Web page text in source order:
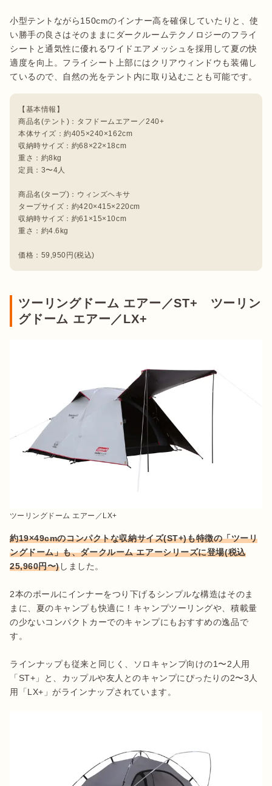
小型テントながら150cmのインナー高を確保していたりと、使
い勝手の良さはそのままにダークルームテクノロジーのフライ
シートと通気性に優れるワイドエアメッシュを採用して夏の快
適度を向上。フライシート上部にはクリアウィンドウも装備し
【基本情報】
商品名(テント)：タフドームエアー／240+
本体サイズ：約405×240×162cm
収納時サイズ：約68×22×18cm
重さ：約8kg
定員：3〜4人
商品名(タープ)：ウィンズヘキサ
タープサイズ：約420×415×220cm
収納時サイズ：約61×15×10cm
重さ：約4.6kg
価格：59,950円(税込)
ツーリングドーム エアー／ST+ ツーリン
グドーム エアー／LX+
ツーリングドーム エアー／LX+
約19×49cmのコンパクトな収納サイズ(ST+)も特徴の「ツーリ
ングドーム」も、ダークルーム エアーシリーズに登場(税込
25,960円〜)しました。
2本のポールにインナーをつり下げるシンプルな構造はそのま
まに、夏のキャンプも快適に！キャンプツーリングや、積載量
の少ないコンパクトカーでのキャンプにもおすすめの逸品で
す。
ラインナップも従来と同じく、ソロキャンプ向けの1〜2人用
「ST+」と、カップルや友人とのキャンプにぴったりの2〜3人
用「LX+」がラインナップされています。